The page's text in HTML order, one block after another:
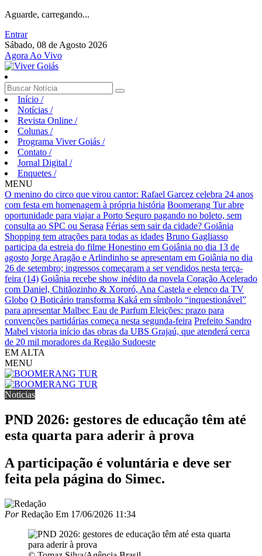
Aguarde, carregando...
Entrar
Sábado, 08 de Agosto 2026
Agora Ao Vivo
Início /
Notícias /
Revista Online /
Colunas /
Programa Viver Goiás /
Contato /
Jornal Digital /
Enquetes /
MENU
O menino do circo que virou cantor: Rafael Garcez celebra 24 anos
com festa em homenagem à própria história Boomerang Tur abre
oportunidade para viajar a Porto Seguro pagando no boleto, sem
consulta ao SPC ou Serasa Férias sem sair da cidade? Goiânia
Shopping tem atrações para todas as idades Bruno Gagliasso
participa da estreia do filme Honestino em Goiânia no dia 13 de
agosto Jorge Aragão e Arlindinho se apresentam em Goiânia no dia
26 de setembro; ingressos começaram a ser vendidos nesta terça-
feira (14) Goiânia recebe show inédito da novela Coração Acelerado
com Daniel, Chitãozinho & Xororó, Ana Castela e elenco da TV
Globo O Boticário transforma Kaká em símbolo “inquestionável”
para apresentar Malbec Eau de Parfum Eleições: prazo para
convenções partidárias começa nesta segunda-feira Prefeito Sandro
Mabel vistoria início das obras da UBS Grajaú, que atenderá cerca
de 20 mil moradores da Região Sudoeste
EM ALTA
MENU
Noticias
PND 2026: gestores de educação têm até
esta quarta para aderir à prova
A participação é voluntária e deve ser
feita pela página do Simec.
PorRedação Em 17/06/2026 11:34